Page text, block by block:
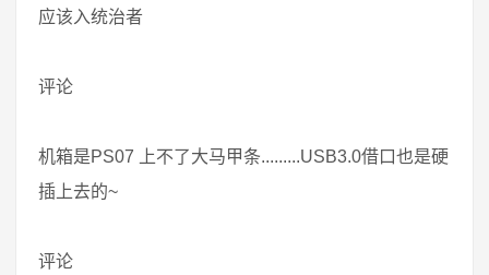
应该入统治者
评论
机箱是PS07 上不了大马甲条.........USB3.0借口也是硬
插上去的~
评论